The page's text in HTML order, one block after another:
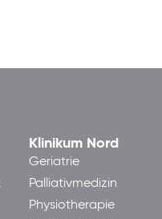
Klinikum Nord
Geriatrie
Palliativmedizin
Physiotherapie